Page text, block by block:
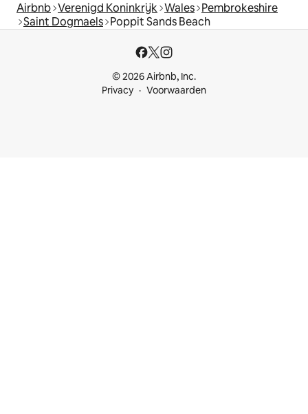
Airbnb Verenigd Koninkrijk Wales Pembrokeshire
Saint Dogmaels Poppit Sands Beach
© 2026 Airbnb, Inc.
Privacy
Voorwaarden